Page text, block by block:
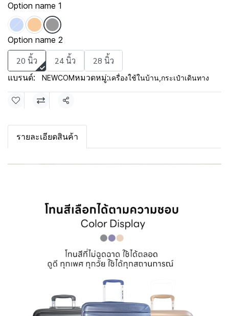
Option name 1
Option name 2
20 นิ้ว 24 นิ้ว 28 นิ้ว
แบรนด์: NEWCOMหมวดหมู่:เครื่องใช้ในบ้าน กระเป๋าเดินทาง
แชร์
รายละเอียดสินค้า